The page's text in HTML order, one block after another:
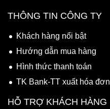
THÔNG TIN CÔNG TY
Khách hàng nổi bật
Hướng dẫn mua hàng
Hình thức thanh toán
TK Bank-TT xuất hóa đơn
HỖ TRỢ KHÁCH HÀNG